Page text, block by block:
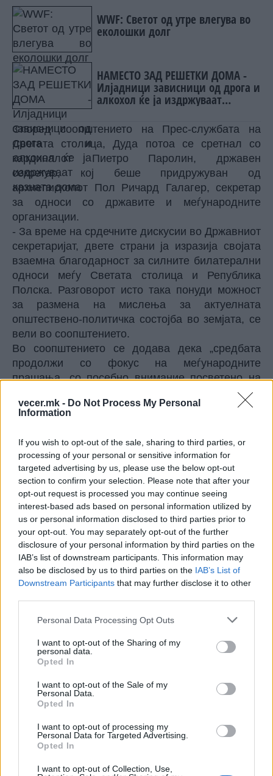
vecer.mk - Do Not Process My Personal
Information
If you wish to opt-out of the sale, sharing to third parties, or
processing of your personal or sensitive information for
targeted advertising by us, please use the below opt-out
section to confirm your selection. Please note that after your
opt-out request is processed you may continue seeing
interest-based ads based on personal information utilized by
us or personal information disclosed to third parties prior to
your opt-out. You may separately opt-out of the further
disclosure of your personal information by third parties on the
IAB’s list of downstream participants. This information may
also be disclosed by us to third parties on the IAB’s List of
Downstream Participants that may further disclose it to other
Personal Data Processing Opt Outs
I want to opt-out of the Sharing of my
personal data.
Opted In
I want to opt-out of the Sale of my
Personal Data.
Opted In
I want to opt-out of processing my
Personal Data for Targeted Advertising.
Opted In
I want to opt-out of Collection, Use,
WWF: Светот од утре влегува во
еколошки долг
НАМЕСТО ЗАД РЕШЕТКИ ДОМА -
Илјадници зависници од дрога и
алкохол ќе ја издржуваат
Според соопштението на Прес-службата на
Светата столица, Дуда потоа се сретнал со
кардиналот Пиетро Паролин, државен
секретар, кој беше придружуван од
архиепископот Пол Ричард Галагер, секретар
за односи со државите и меѓународните
организации.
- За време на срдечните дискусии во Државниот
секретаријат, двете страни ја изразија својата
взаемна благодарност за силните билатерални
односи меѓу Светата столица и Република
Полска. Разговорот исто така понуди можност
за размена на мислења за актуелната
општествено-политичка состојба во земјата, се
вели во соопштението.
Во соопштението се додава дека „средбата
продолжи со фокус на меѓународните
прашања, со посебно внимание посветено на
© Vecer.mk, правата за текстот се на редакцијата
Се зголеми црниот биланс по
катастрофалниот земјотрес во
Јапонија, еден човек загина од
удар на кран (ВИДЕО)
Протести во Тел Авив против
насилството на Западниот Брег
(ВИДЕО)
МАКЕДОНИЈА ИМА СВЕТСКА
на индиската претседателка
на Меѓународниот Аеродром
КАВАЧКИ КЛАН (ФОТО)
ИЗНОС ЗА К-15: Еве колку
пари ќе ви легнат на сметка
ги БРАНЕЛА ДЕЦАТА И СВОЕТО